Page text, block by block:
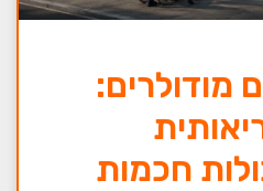
מודולרים:
חכמות